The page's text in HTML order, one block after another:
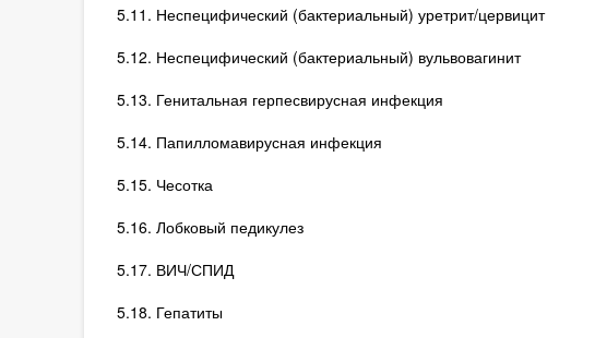
5.11. Неспецифический (бактериальный) уретрит/цервицит
5.12. Неспецифический (бактериальный) вульвовагинит
5.13. Генитальная герпесвирусная инфекция
5.14. Папилломавирусная инфекция
5.15. Чесотка
5.16. Лобковый педикулез
5.17. ВИЧ/СПИД
5.18. Гепатиты